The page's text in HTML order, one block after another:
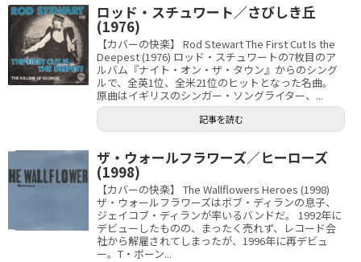
ロッド・スチュワート／さびしき丘
(1976)
【カバーの快楽】 Rod Stewart The First Cut Is the
Deepest (1976) ロッド・スチュワートの7枚目のア
ルバム『ナイト・オン・ザ・タウン』からのシング
ルで、全英1位、全米21位のヒットとなった名曲。
原曲はイギリスのシンガー・ソングライター、...
記事を読む
ザ・ウォールフラワーズ／ヒーローズ
(1998)
【カバーの快楽】 The Wallflowers Heroes (1998)
ザ・ウォールフラワーズはボブ・ディランの息子、
ジェイコブ・ディランが率いるバンドだ。 1992年に
デビューしたものの、まったく売れず、レコード会
社から解雇されてしまったが、1996年に再デビュ
ー。T・ボーン...